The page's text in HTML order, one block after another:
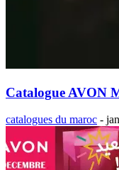
Catalogue AVON
catalogues du maroc -